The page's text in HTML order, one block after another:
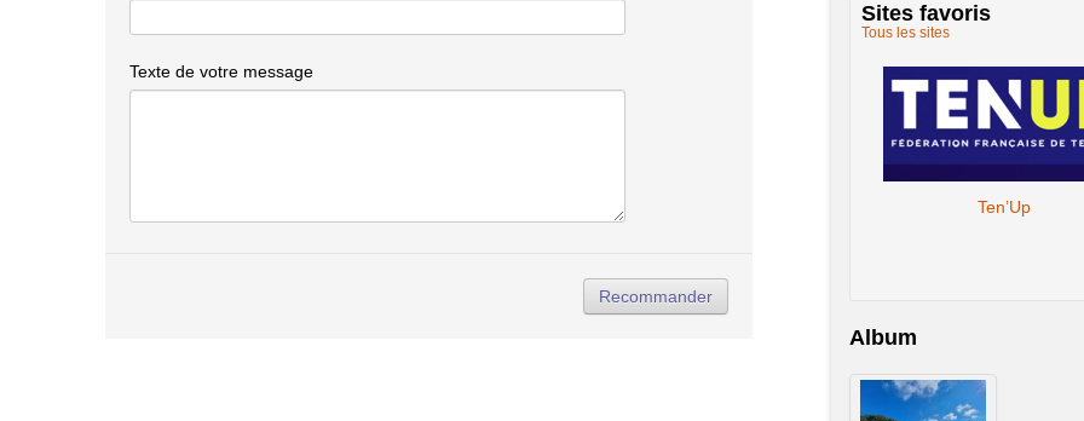
Texte de votre message
Sites favoris
Tous les sites
Ten’Up
Album